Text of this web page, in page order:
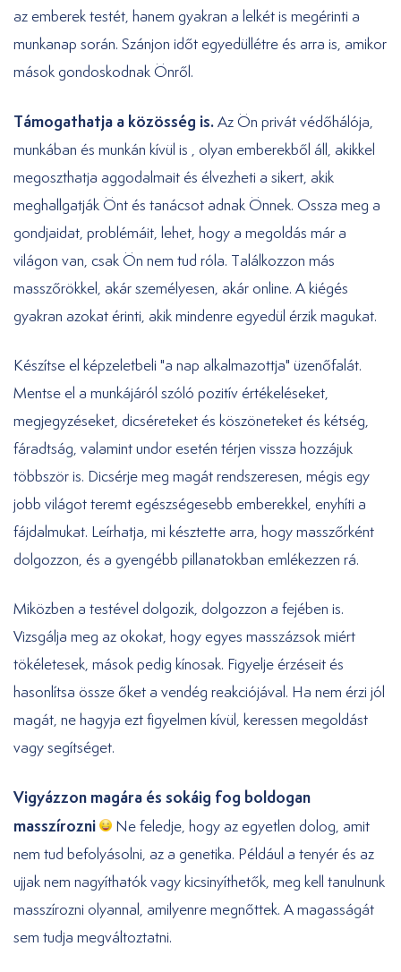
az emberek testét, hanem gyakran a lelkét is megérinti a
munkanap során. Szánjon időt egyedüllétre és arra is, amikor
mások gondoskodnak Önről.
Támogathatja a közösség is.Az Ön privát védőhálója,
munkában és munkán kívül is , olyan emberekből áll, akikkel
megoszthatja aggodalmait és élvezheti a sikert, akik
meghallgatják Önt és tanácsot adnak Önnek. Ossza meg a
gondjaidat, problémáit, lehet, hogy a megoldás már a
világon van, csak Ön nem tud róla. Találkozzon más
masszőrökkel, akár személyesen, akár online. A kiégés
gyakran azokat érinti, akik mindenre egyedül érzik magukat.
Készítse el képzeletbeli "a nap alkalmazottja" üzenőfalát.
Mentse el a munkájáról szóló pozitív értékeléseket,
megjegyzéseket, dicséreteket és köszöneteket és kétség,
fáradtság, valamint undor esetén térjen vissza hozzájuk
többször is. Dicsérje meg magát rendszeresen, mégis egy
jobb világot teremt egészségesebb emberekkel, enyhíti a
fájdalmukat. Leírhatja, mi késztette arra, hogy masszőrként
dolgozzon, és a gyengébb pillanatokban emlékezzen rá.
Miközben a testével dolgozik, dolgozzon a fejében is.
Vizsgálja meg az okokat, hogy egyes masszázsok miért
tökéletesek, mások pedig kínosak. Figyelje érzéseit és
hasonlítsa össze őket a vendég reakciójával. Ha nem érzi jól
magát, ne hagyja ezt figyelmen kívül, keressen megoldást
vagy segítséget.
Vigyázzon magára és sokáig fog boldogan
masszírozni
Ne feledje, hogy az egyetlen dolog, amit
nem tud befolyásolni, az a genetika. Például a tenyér és az
ujjak nem nagyíthatók vagy kicsinyíthetők, meg kell tanulnunk
masszírozni olyannal, amilyenre megnőttek. A magasságát
sem tudja megváltoztatni.